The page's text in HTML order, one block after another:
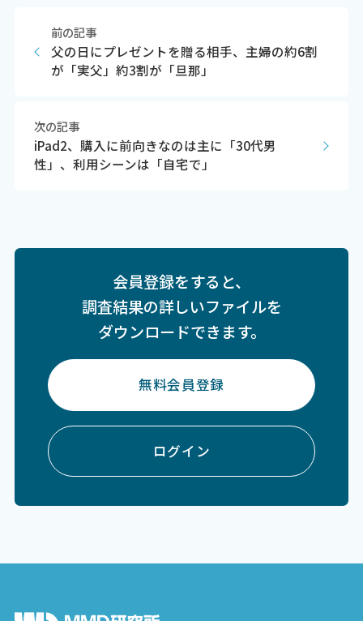
前の記事
父の日にプレゼントを贈る相手、主婦の約6割
が「実父」約3割が「旦那」
次の記事
iPad2、購入に前向きなのは主に「30代男
性」、利用シーンは「自宅で」
会員登録をすると、
調査結果の詳しいファイルを
ダウンロードできます。
無料会員登録
ログイン